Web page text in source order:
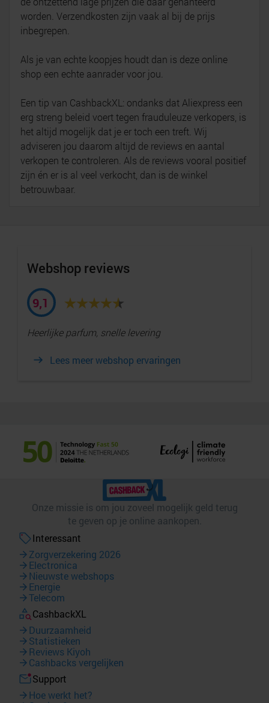
worden. Verzendkosten zijn vaak al bij de prijs
inbegrepen.
Als je van echte koopjes houdt dan is deze online
shop een echte aanrader voor jou.
Een tip van CashbackXL: ondanks dat Aliexpress een
erg streng beleid voert tegen frauduleuze verkopers, is
het altijd mogelijk dat je er toch een treft. Wij
adviseren jou daarom altijd de reviews en aantal
verkopen te controleren. Als de reviews vooral positief
zijn én er is al veel verkocht, dan is de winkel
betrouwbaar.
Webshop reviews
9,1
Heerlijke parfum, snelle levering
Lees meer webshop ervaringen
Onze missie is om jou zoveel mogelijk geld terug
te geven op je online aankopen.
Interessant
Zorgverzekering 2026
Electronica
Nieuwste webshops
Energie
Telecom
CashbackXL
Duurzaamheid
Statistieken
Reviews Kiyoh
Cashbacks vergelijken
Support
Hoe werkt het?